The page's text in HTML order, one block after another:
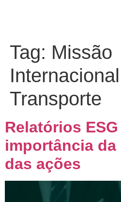
Tag: Missão
Transporte
Relatórios ESG
importância
das ações